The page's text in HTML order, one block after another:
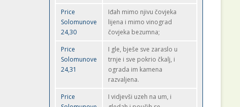
Price
Solomunove
24,30
Iđah mimo njivu čovjeka
lijena i mimo vinograd
čovjeka bezumna;
Price
Solomunove
24,31
I gle, bješe sve zaraslo u
trnje i sve pokrio čkalj, i
ograda im kamena
razvaljena.
Price
I vidjevši uzeh na um, i